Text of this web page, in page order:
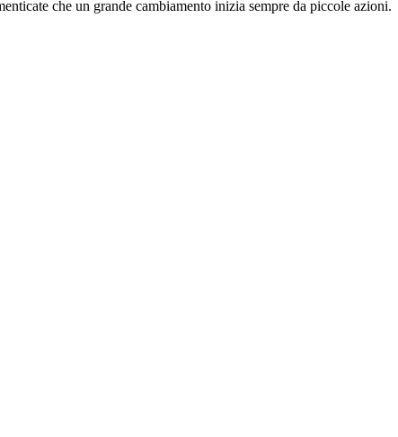
che un grande cambiamento inizia sempre da piccole azioni.